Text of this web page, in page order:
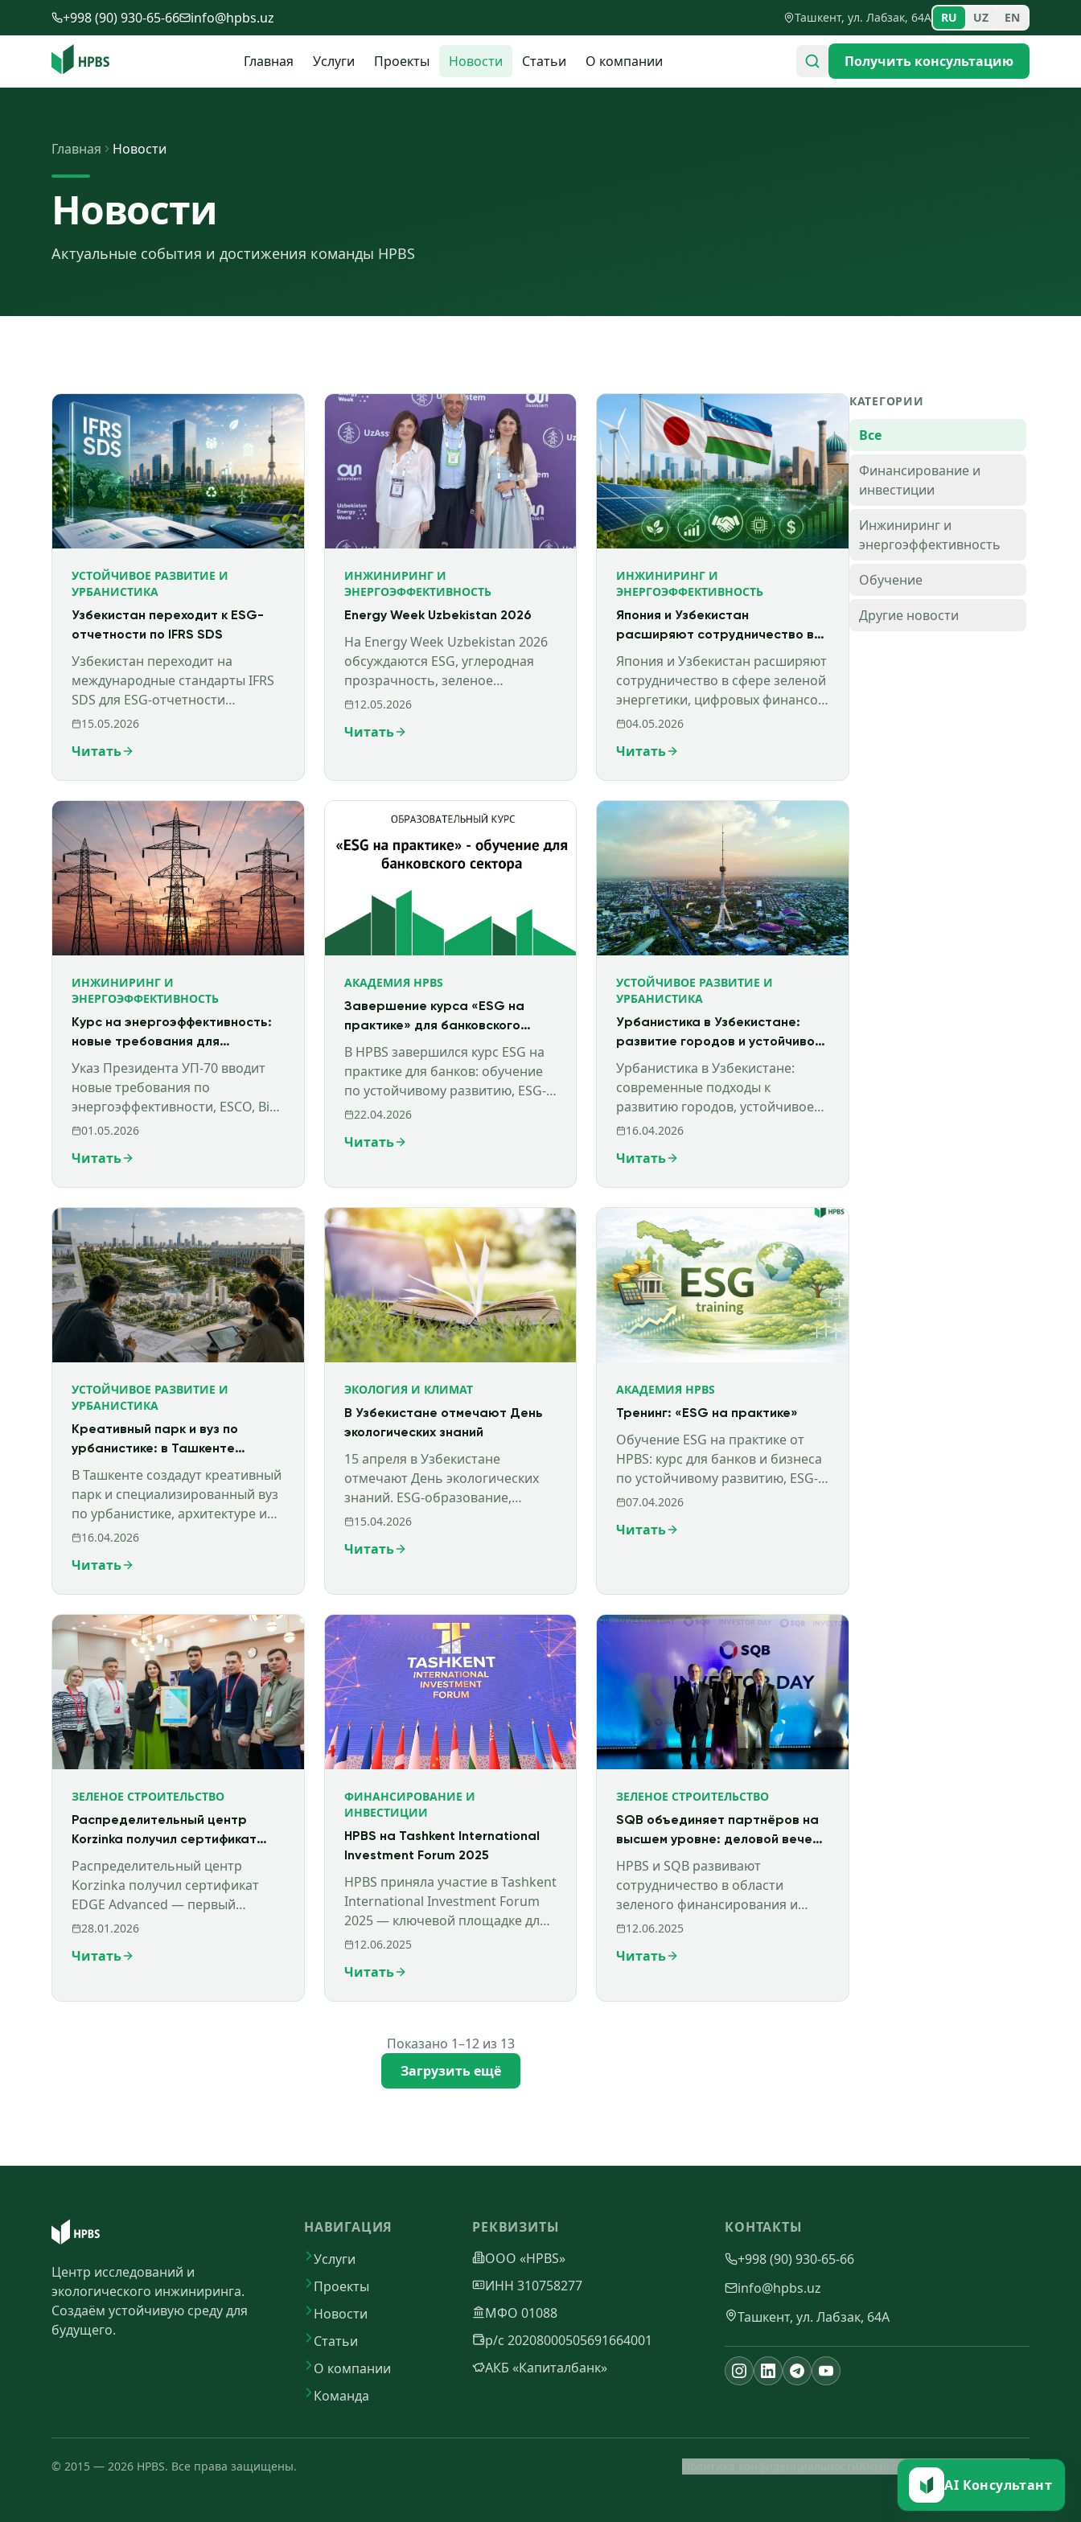
Перейти к содержимому
+998 (90) 930-65-66 info@hpbs.uz Ташкент, ул. Лабзак, 64А RU UZ EN
Главная Услуги Проекты Новости Статьи О компании Получить консультацию
Главная Новости
Новости
Актуальные события и достижения команды HPBS
УСТОЙЧИВОЕ РАЗВИТИЕ И
УРБАНИСТИКА
Узбекистан переходит к ESG-
отчетности по IFRS SDS
Узбекистан переходит на
международные стандарты IFRS
SDS для ESG-отчетности
государственных компаний.
раскрытие климатических
рисков,
15.05.2026
Читать
ИНЖИНИРИНГ И
ЭНЕРГОЭФФЕКТИВНОСТЬ
Energy Week Uzbekistan 2026
На Energy Week Uzbekistan 2026
обсуждаются ESG, углеродная
прозрачность, зеленое
финансирование и устойчивое
сектора в Узбекистане.
12.05.2026
Читать
ИНЖИНИРИНГ И
ЭНЕРГОЭФФЕКТИВНОСТЬ
Япония и Узбекистан
расширяют сотрудничество в
сфере зелёной энергетики и
цифровых финансов
Япония и Узбекистан расширяют
сотрудничество в сфере зеленой
энергетики, цифровых финансов,
ESG и устойчивого развития
04.05.2026
Читать
ИНЖИНИРИНГ И
ЭНЕРГОЭФФЕКТИВНОСТЬ
Курс на энергоэффективность:
новые требования для
государственного сектора с
Указ Президента УП-70 вводит
новые требования по
энергоэффективности, ESCO, Big
Data и устойчивому
государственного сектора
Узбекистана.
01.05.2026
Читать
АКАДЕМИЯ HPBS
Завершение курса «ESG на
практике» для банковского
сектора
В HPBS завершился курс ESG на
практике для банков: обучение
по устойчивому развитию, ESG-
оценке, климатическим рискам и
22.04.2026
Читать
УСТОЙЧИВОЕ РАЗВИТИЕ И
УРБАНИСТИКА
Урбанистика в Узбекистане:
развитие городов и устойчивое
планирование
Урбанистика в Узбекистане:
современные подходы к
развитию городов, устойчивое
планирование, экология и
практик.
16.04.2026
Читать
УСТОЙЧИВОЕ РАЗВИТИЕ И
УРБАНИСТИКА
Креативный парк и вуз по
урбанистике: в Ташкенте
запускают новые проекты для
В Ташкенте создадут креативный
парк и специализированный вуз
по урбанистике, архитектуре и
территориальному развитию
специалистов.
16.04.2026
Читать
ЭКОЛОГИЯ И КЛИМАТ
В Узбекистане отмечают День
экологических знаний
15 апреля в Узбекистане
отмечают День экологических
знаний. ESG-образование,
устойчивое развитие и
сфере экологии и зеленого
15.04.2026
Читать
АКАДЕМИЯ HPBS
Тренинг: «ESG на практике»
Обучение ESG на практике от
HPBS: курс для банков и бизнеса
по устойчивому развитию, ESG-
оценке, климатическим рискам и
07.04.2026
Читать
ЗЕЛЕНОЕ СТРОИТЕЛЬСТВО
Распределительный центр
Korzinka получил сертификат
EDGE Advanced — первый
новостроительный проект
такого уровня в Узбекистане
Распределительный центр
Korzinka получил сертификат
EDGE Advanced — первый
новостроительный проект
HPBS сопровождала EDGE
28.01.2026
Читать
ФИНАНСИРОВАНИЕ И
ИНВЕСТИЦИИ
HPBS на Tashkent International
Investment Forum 2025
HPBS приняла участие в Tashkent
International Investment Forum
2025 — ключевой площадке для
инвестиций, ESG и зеленого
12.06.2025
Читать
ЗЕЛЕНОЕ СТРОИТЕЛЬСТВО
SQB объединяет партнёров на
высшем уровне: деловой вечер
на крыше SQB Tower
HPBS и SQB развивают
сотрудничество в области
зеленого финансирования и
устойчивого строительства в
инвестиционные проекты.
12.06.2025
Читать
Показано 1–12 из 13
Загрузить ещё
КАТЕГОРИИ
Все
Финансирование и
инвестиции
Инжиниринг и
энергоэффективность
Обучение
Другие новости
Центр исследований и
экологического инжиниринга.
Создаём устойчивую среду для
будущего.
НАВИГАЦИЯ
Услуги
Проекты
Новости
Статьи
О компании
Команда
РЕКВИЗИТЫ
ООО «HPBS»
ИНН 310758277
МФО 01088
р/с 20208000505691664001
АКБ «Капиталбанк»
КОНТАКТЫ
+998 (90) 930-65-66
info@hpbs.uz
Ташкент, ул. Лабзак, 64А
© 2015 — 2026 HPBS. Все права защищены. Антикоррупционная политика
AI Консультант